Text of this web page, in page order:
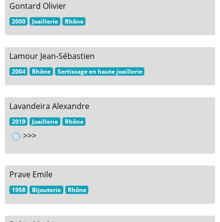
Gontard Olivier
2000 Joaillerie Rhône
Lamour Jean-Sébastien
2004 Rhône Sertissage en haute joaillerie
Lavandeira Alexandre
2019 Joaillerie Rhône
>>>
Prave Emile
1958 Bijouterie Rhône